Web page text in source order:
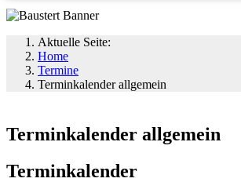
Aktuelle Seite:
Home
Termine
Terminkalender allgemein
Terminkalender allgemein
Terminkalender